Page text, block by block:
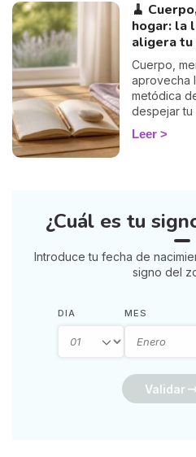
🧹
hogar: la
aligera
Cuerpo,
aprovecha
metódica
despejar tu
la vuelta de
ligereza. La
Leer
¿Cuál es tu
Introduce tu fecha de
signo del
DIA MES
Validar